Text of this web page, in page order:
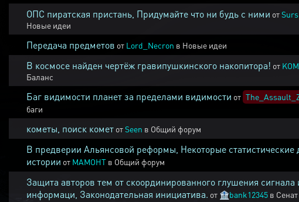
ОПС пиратская пристань, Придумайте что ни будь с ними от
Новые идеи
Передача предметов от Lord_Necron в Новые идеи
В космосе найден чертёж гравипушкинского накопитора! от
Баланс
Баг видимости планет за пределами видимости от
баги
кометы, поиск комет отSeen в Общий форум
В предверии Альянсовой реформы, Некоторые статистические
истории от MAMOHT в Общий форум
Защита авторов тем от скоординированного глушения сигнала
информаци, Законодательная инициатива. от 🏦bank12345 в Сенат